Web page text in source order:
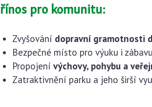
pro komunitu:
Zvyšování dopravní gramotnosti
Bezpečné místo pro výuku i zábavu
Propojení výchovy, pohybu a
Zatraktivnění parku a jeho širší